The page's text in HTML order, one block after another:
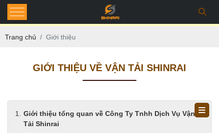
Trang chủ Giới thiệu
GIỚI THIỆU VỀ VẬN TẢI SHINRAI
Giới thiệu tổng quan về Công Ty Tnhh Dịch Vụ Vận
Tải Shinrai